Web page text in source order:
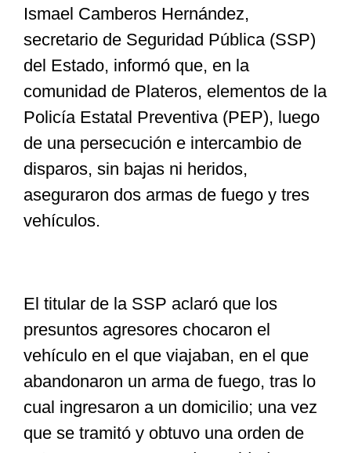
Municipios
Especiales
Nacional
Opinión
Ismael Camberos Hernández,
secretario de Seguridad Pública (SSP)
del Estado, informó que, en la
comunidad de Plateros, elementos de la
Policía Estatal Preventiva (PEP), luego
de una persecución e intercambio de
disparos, sin bajas ni heridos,
aseguraron dos armas de fuego y tres
vehículos.
El titular de la SSP aclaró que los
presuntos agresores chocaron el
vehículo en el que viajaban, en el que
abandonaron un arma de fuego, tras lo
cual ingresaron a un domicilio; una vez
que se tramitó y obtuvo una orden de